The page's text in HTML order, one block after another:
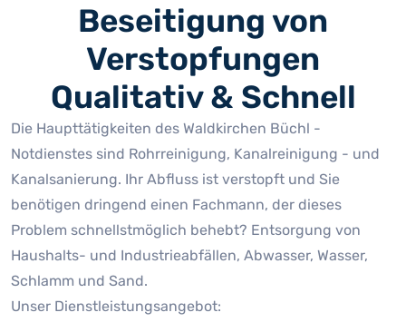
Beseitigung von
Verstopfungen
Qualitativ & Schnell
Die Haupttätigkeiten des Waldkirchen Büchl -
Notdienstes sind Rohrreinigung, Kanalreinigung - und
Kanalsanierung. Ihr Abfluss ist verstopft und Sie
benötigen dringend einen Fachmann, der dieses
Problem schnellstmöglich behebt? Entsorgung von
Haushalts- und Industrieabfällen, Abwasser, Wasser,
Schlamm und Sand.
Unser Dienstleistungsangebot: